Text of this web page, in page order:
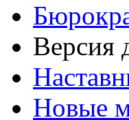
Версия
Новые